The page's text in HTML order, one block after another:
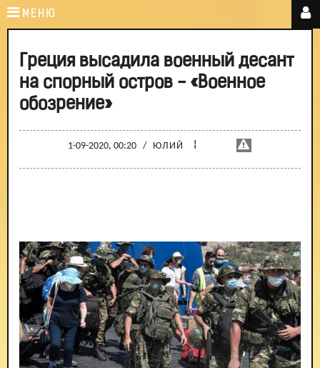
МЕНЮ
Греция высадила военный десант
на спорный остров - «Военное
обозрение»
1-09-2020, 00:20 / ЮЛИЙ ¦